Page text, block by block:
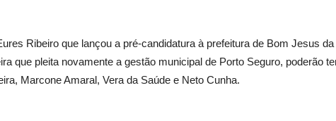
Ribeiro que lançou a pré-candidatura à prefeitura de Bom Jesus
que pleita novamente a gestão municipal de Porto Seguro, poderão
Marcone Amaral, Vera da Saúde e Neto Cunha.